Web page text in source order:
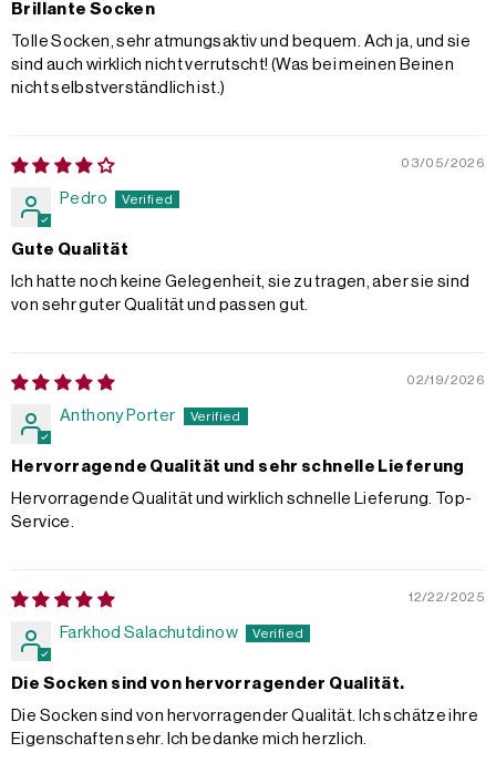
Brillante Socken
Tolle Socken, sehr atmungsaktiv und bequem. Ach ja, und sie
sind auch wirklich nicht verrutscht! (Was bei meinen Beinen
nicht selbstverständlich ist.)
03/05/2026
Pedro
Gute Qualität
Ich hatte noch keine Gelegenheit, sie zu tragen, aber sie sind
von sehr guter Qualität und passen gut.
02/19/2026
Anthony Porter
Hervorragende Qualität und sehr schnelle Lieferung
Hervorragende Qualität und wirklich schnelle Lieferung. Top-
Service.
12/22/2025
Farkhod Salachutdinow
Die Socken sind von hervorragender Qualität.
Die Socken sind von hervorragender Qualität. Ich schätze ihre
Eigenschaften sehr. Ich bedanke mich herzlich.